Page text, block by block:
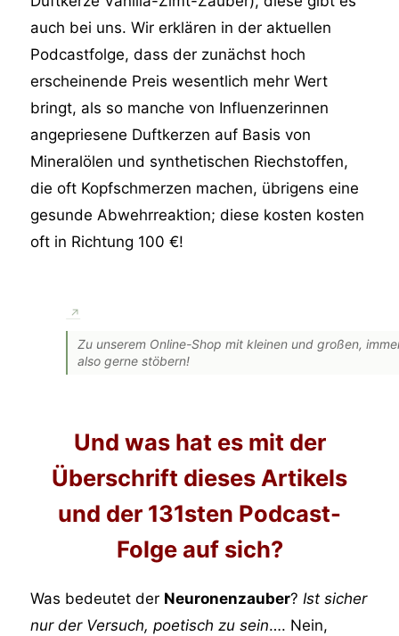
auch bei uns. Wir erklären in der aktuellen
Podcastfolge, dass der zunächst hoch
erscheinende Preis wesentlich mehr Wert
bringt, als so manche von Influenzerinnen
angepriesene Duftkerzen auf Basis von
Mineralölen und synthetischen Riechstoffen,
die oft Kopfschmerzen machen, übrigens eine
gesunde Abwehrreaktion; diese kosten kosten
oft in Richtung 100 €!
Zu unserem Online-Shop mit kleinen und großen,
also gerne stöbern!
Und was hat es mit der
Überschrift dieses Artikels
und der 131sten Podcast-
Folge auf sich?
Was bedeutet der Neuronenzauber?Ist sicher
nur der Versuch, poetisch zu sein…. Nein,